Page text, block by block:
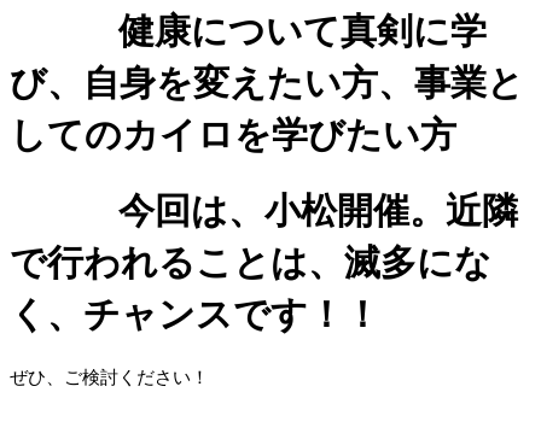
健康について真剣に学
び、自身を変えたい方、事業と
してのカイロを学びたい方
今回は、小松開催。近隣
で行われることは、滅多にな
く、チャンスです！！
ぜひ、ご検討ください！